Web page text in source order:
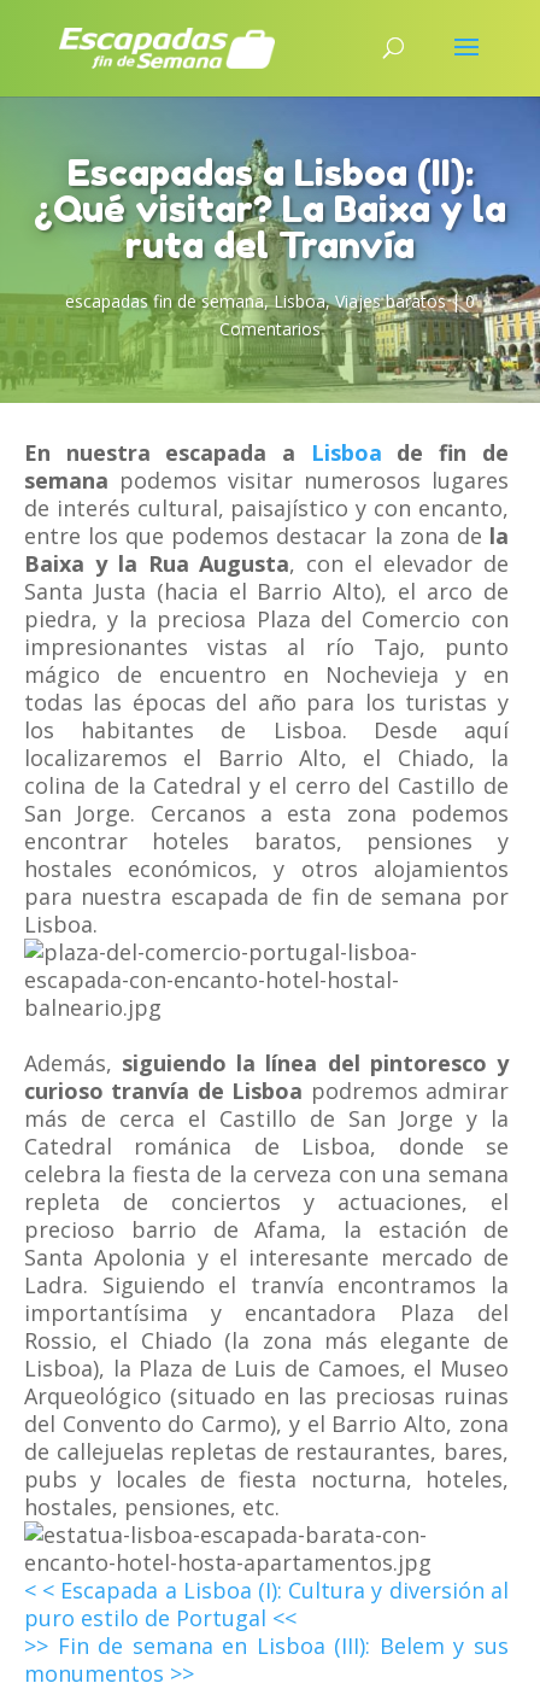
Escapadas a Lisboa (II):
¿Qué visitar? La Baixa y la
ruta del Tranvía
escapadas fin de semana,Lisboa,Viajes baratos|0
Comentarios
En nuestra escapada a Lisboa de fin de
semana podemos visitar numerosos lugares
de interés cultural, paisajístico y con encanto,
entre los que podemos destacar la zona de la
Baixa y la Rua Augusta, con el elevador de
Santa Justa (hacia el Barrio Alto), el arco de
piedra, y la preciosa Plaza del Comercio con
impresionantes vistas al río Tajo, punto
mágico de encuentro en Nochevieja y en
todas las épocas del año para los turistas y
los habitantes de Lisboa. Desde aquí
localizaremos el Barrio Alto, el Chiado, la
colina de la Catedral y el cerro del Castillo de
San Jorge. Cercanos a esta zona podemos
encontrar hoteles baratos, pensiones y
hostales económicos, y otros alojamientos
para nuestra escapada de fin de semana por
Lisboa.
Además, siguiendo la línea del pintoresco y
curioso tranvía de Lisboa podremos admirar
más de cerca el Castillo de San Jorge y la
Catedral románica de Lisboa, donde se
celebra la fiesta de la cerveza con una semana
repleta de conciertos y actuaciones, el
precioso barrio de Afama, la estación de
Santa Apolonia y el interesante mercado de
Ladra. Siguiendo el tranvía encontramos la
importantísima y encantadora Plaza del
Rossio, el Chiado (la zona más elegante de
Lisboa), la Plaza de Luis de Camoes, el Museo
Arqueológico (situado en las preciosas ruinas
del Convento do Carmo), y el Barrio Alto, zona
de callejuelas repletas de restaurantes, bares,
pubs y locales de fiesta nocturna, hoteles,
hostales, pensiones, etc.
< < Escapada a Lisboa (I): Cultura y diversión al
puro estilo de Portugal <<
>> Fin de semana en Lisboa (III): Belem y sus
monumentos >>